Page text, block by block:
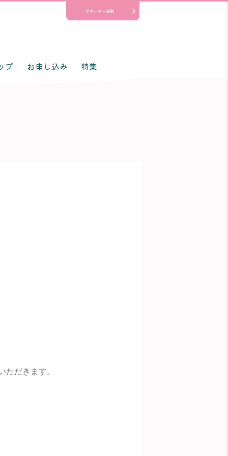
サポーター活動
プ お申し込み 特集
だきます。